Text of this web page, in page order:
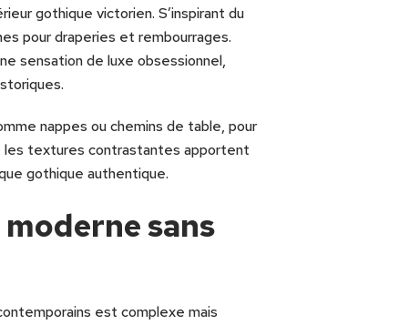
gothique victorien. S’inspirant du
pour draperies et rembourrages.
sensation de luxe obsessionnel,
nappes ou chemins de table, pour
les textures contrastantes apportent
gothique authentique.
sans
est complexe mais